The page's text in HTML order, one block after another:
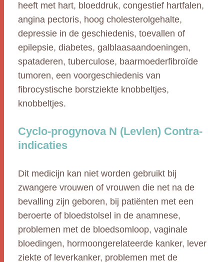
heeft met hart, bloeddruk, congestief hartfalen,
angina pectoris, hoog cholesterolgehalte,
depressie in de geschiedenis, toevallen of
epilepsie, diabetes, galblaasaandoeningen,
spataderen, tuberculose, baarmoederfibroïde
tumoren, een voorgeschiedenis van
fibrocystische borstziekte knobbeltjes,
knobbeltjes.
Cyclo-progynova N (Levlen) Contra-
indicaties
Dit medicijn kan niet worden gebruikt bij
zwangere vrouwen of vrouwen die net na de
bevalling zijn geboren, bij patiënten met een
beroerte of bloedstolsel in de anamnese,
problemen met de bloedsomloop, vaginale
bloedingen, hormoongerelateerde kanker, lever
ziekte of leverkanker, problemen met de